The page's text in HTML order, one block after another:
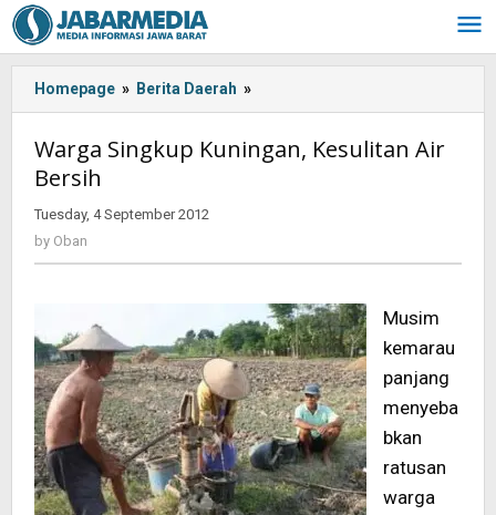
Skip
to
content
Homepage » Berita Daerah »
-:IN-
>Warga
-
>
Warga Singkup Kuningan, Kesulitan Air
Bersih
Tuesday, 4 September 2012
by Oban
Musim
kemarau
panjang
menyeba
bkan
ratusan
warga